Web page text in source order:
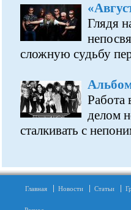
Глядя
сложную судьбу
Работа
делом
сталкивать с
Главная Новости Статьи